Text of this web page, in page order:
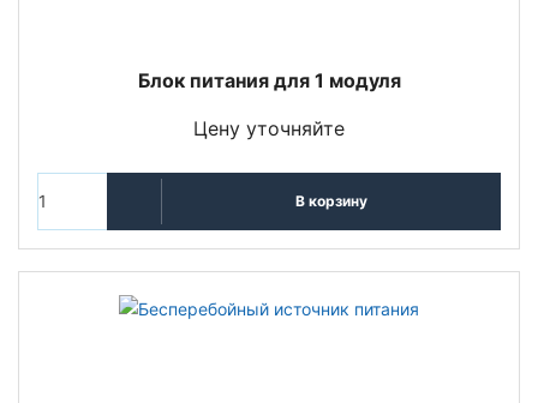
Блок питания для 1 модуля
Цену уточняйте
В корзину